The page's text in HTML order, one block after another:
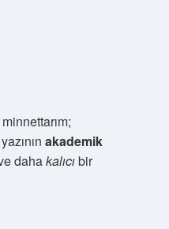
akademik
dahakalıcıbir